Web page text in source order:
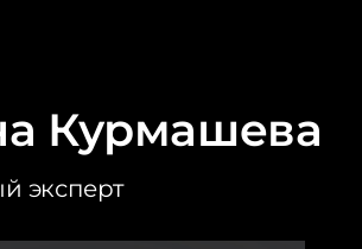
Курмашева
эксперт